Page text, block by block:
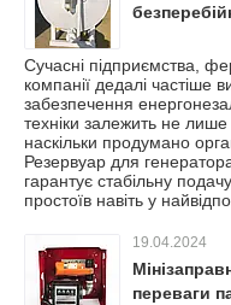
Сучасні підприємства,
компанії дедалі частіше
забезпечення
техніки залежить не лише
наскільки продумано
Резервуар для
гарантує стабільну
простоїв навіть у
19.04.2024
переваги